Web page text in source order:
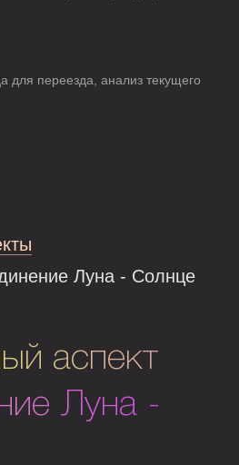
для переезда, анализ текущего
Луна - Солнце
аспект
Луна -